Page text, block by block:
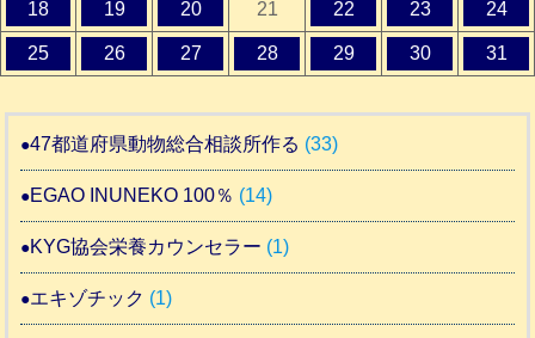
18 19 20 21 22 23 24
25 26 27 28 29 30 31
47都道府県動物総合相談所作る (33)
EGAO INUNEKO 100％ (14)
KYG協会栄養カウンセラー (1)
エキゾチック (1)